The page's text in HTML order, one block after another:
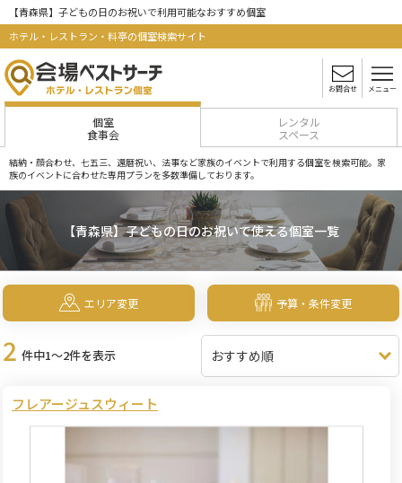
【青森県】子どもの日のお祝いで利用可能なおすすめ個室
ホテル・レストラン・料亭の個室検索サイト
お問合せ メニュー
個室
食事会
レンタル
スペース
結納・顔合わせ、七五三、還暦祝い、法事など家族のイベントで利用する個室を検索可能。家
族のイベントに合わせた専用プランを多数準備しております。
【青森県】子どもの日のお祝いで使える個室一覧
エリア変更 予算・条件変更
2 件中1～2件を表示
フレアージュスウィート